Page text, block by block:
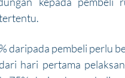
daripada pembeli perlu
hari pertama